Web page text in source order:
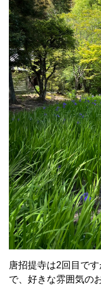
唐招提寺は2回目で
で、好きな雰囲気の